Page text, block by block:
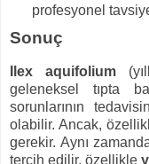
profesyonel
Sonuç
Ilex aquifolium
geleneksel tıpta
sorunlarının
olabilir. Ancak,
gerekir. Aynı
tercih edilir, özellikle